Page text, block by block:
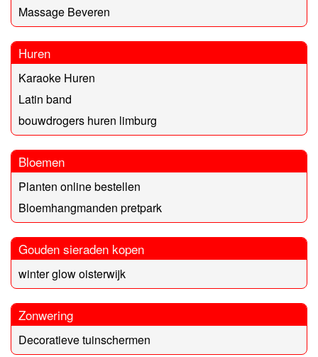
Massage Beveren
Huren
Karaoke Huren
Latin band
bouwdrogers huren limburg
Bloemen
Planten online bestellen
Bloemhangmanden pretpark
Gouden sieraden kopen
winter glow oisterwijk
Zonwering
Decoratieve tuinschermen